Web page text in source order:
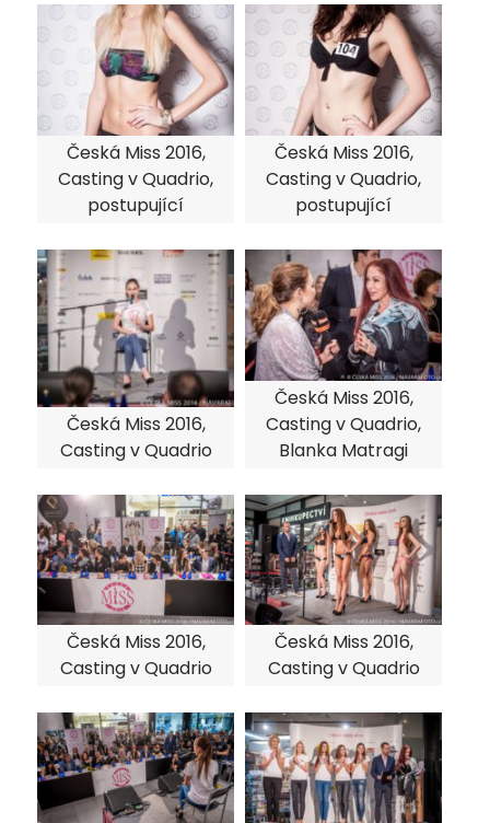
Česká Miss 2016,
Casting v Quadrio,
postupující
Česká Miss 2016,
Casting v Quadrio,
postupující
Česká Miss 2016,
Casting v Quadrio
Česká Miss 2016,
Casting v Quadrio,
Blanka Matragi
Česká Miss 2016,
Casting v Quadrio
Česká Miss 2016,
Casting v Quadrio